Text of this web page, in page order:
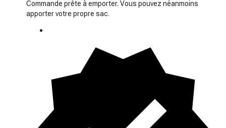
Commande prête à emporter. Vous pouvez néanmoins
apporter votre propre sac.